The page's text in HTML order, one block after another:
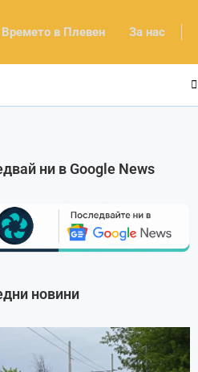
Времето в Плевен За нас
ни в Google News
новини